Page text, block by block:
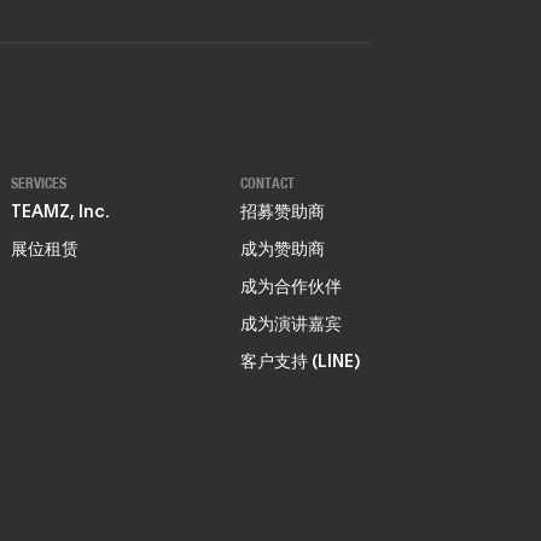
SERVICES
TEAMZ, Inc.
展位租赁
CONTACT
招募赞助商
成为赞助商
成为合作伙伴
成为演讲嘉宾
客户支持 (LINE)